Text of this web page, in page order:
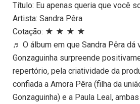
Título: Eu apenas queria que você
Artista: Sandra Pêra
Cotação: ★ ★ ★ ★
♬ O álbum em que Sandra Pêra dá
Gonzaguinha surpreende
repertório, pela criatividade da
confiada a Amora Pêra (filha da
Gonzaguinha) e a Paula Leal,